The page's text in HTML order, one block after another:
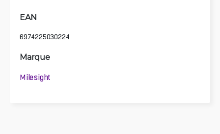
EAN
6974225030224
Marque
Milesight